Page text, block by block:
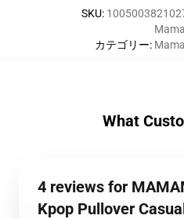
SKU:
カテゴリー:
What
4 reviews for
Kpop Pullover